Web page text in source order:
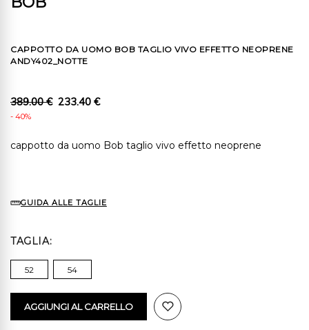
CAPPOTTO DA UOMO BOB TAGLIO VIVO EFFETTO NEOPRENE
ANDY402_NOTTE
389.00 € 233.40 €
- 40%
cappotto da uomo Bob taglio vivo effetto neoprene
GUIDA ALLE TAGLIE
TAGLIA
52 54
AGGIUNGI AL CARRELLO